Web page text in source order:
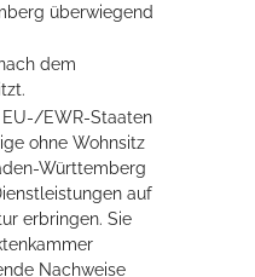
überwiegend
dem
EWR-Staaten
ohne Wohnsitz
Württemberg
auf
erbringen. Sie
Nachweise